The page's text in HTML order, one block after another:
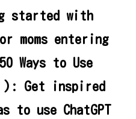
started with
moms entering
Ways to Use
): Get inspired
to use ChatGPT